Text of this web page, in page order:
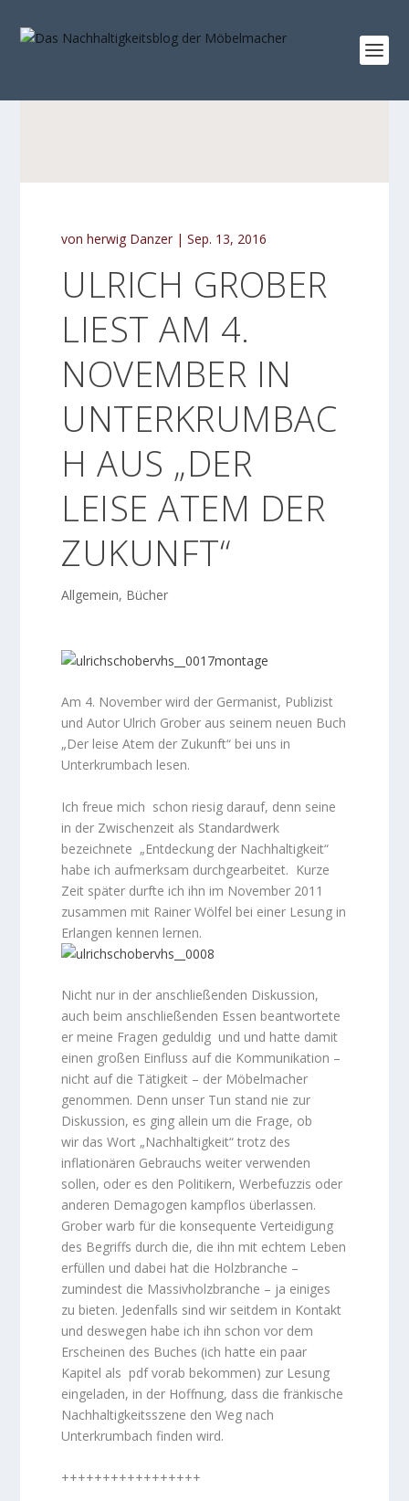
vonherwig Danzer |Sep. 13, 2016
ULRICH GROBER
LIEST AM 4.
NOVEMBER IN
UNTERKRUMBAC
H AUS „DER
LEISE ATEM DER
ZUKUNFT“
Allgemein, Bücher
Am 4. November wird der Germanist, Publizist
und Autor Ulrich Grober aus seinem neuen Buch
„Der leise Atem der Zukunft“ bei uns in
Unterkrumbach lesen.
Ich freue mich schon riesig darauf, denn seine
in der Zwischenzeit als Standardwerk
bezeichnete „Entdeckung der Nachhaltigkeit“
habe ich aufmerksam durchgearbeitet. Kurze
Zeit später durfte ich ihn im November 2011
zusammen mit Rainer Wölfel bei einer Lesung in
Erlangen kennen lernen.
Nicht nur in der anschließenden Diskussion,
auch beim anschließenden Essen beantwortete
er meine Fragen geduldig und und hatte damit
einen großen Einfluss auf die Kommunikation –
nicht auf die Tätigkeit – der Möbelmacher
genommen. Denn unser Tun stand nie zur
Diskussion, es ging allein um die Frage, ob
wir das Wort „Nachhaltigkeit“ trotz des
inflationären Gebrauchs weiter verwenden
sollen, oder es den Politikern, Werbefuzzis oder
anderen Demagogen kampflos überlassen.
Grober warb für die konsequente Verteidigung
des Begriffs durch die, die ihn mit echtem Leben
erfüllen und dabei hat die Holzbranche –
zumindest die Massivholzbranche – ja einiges
zu bieten. Jedenfalls sind wir seitdem in Kontakt
und deswegen habe ich ihn schon vor dem
Erscheinen des Buches (ich hatte ein paar
Kapitel als pdf vorab bekommen) zur Lesung
eingeladen, in der Hoffnung, dass die fränkische
Nachhaltigkeitsszene den Weg nach
Unterkrumbach finden wird.
+++++++++++++++++